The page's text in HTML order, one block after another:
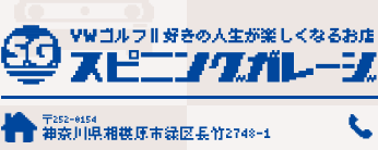
〒252-0154
神奈川県相模原市緑区長竹2748-1